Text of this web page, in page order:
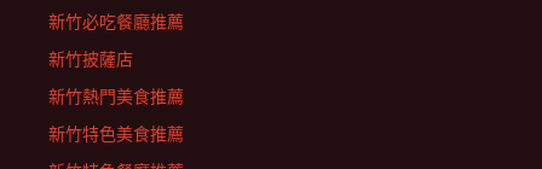
新竹必吃餐廳推薦
新竹披薩店
新竹熱門美食推薦
新竹特色美食推薦